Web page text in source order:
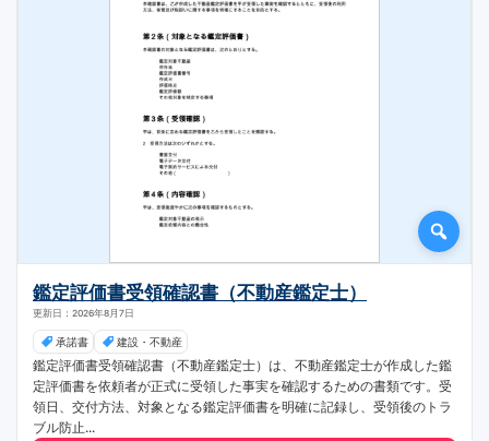
鑑定評価書受領確認書（不動産鑑定士）
更新日：2026年8月7日
承諾書 建設・不動産
鑑定評価書受領確認書（不動産鑑定士）は、不動産鑑定士が作成した鑑
定評価書を依頼者が正式に受領した事実を確認するための書類です。受
領日、交付方法、対象となる鑑定評価書を明確に記録し、受領後のトラ
ブル防止...